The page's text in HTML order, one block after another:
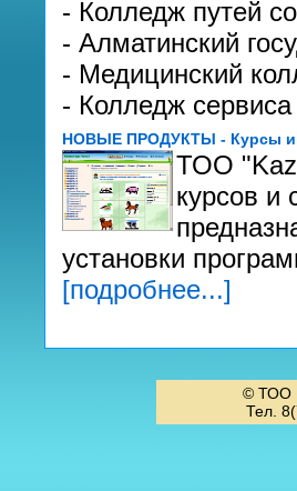
- Колледж путей
- Алматинский
- Медицинский
- Колледж сервиса
НОВЫЕ ПРОДУКТЫ - Курсы и
ТОО
курсов и
установки
[подробнее...]
© ТОО
Тел.